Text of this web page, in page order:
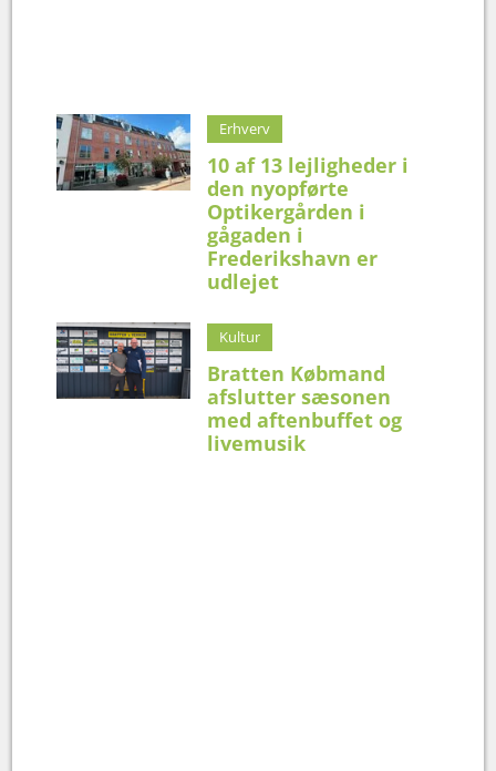
Erhverv
10 af 13 lejligheder i
den nyopførte
Optikergården i
gågaden i
Frederikshavn er
udlejet
Kultur
Bratten Købmand
afslutter sæsonen
med aftenbuffet og
livemusik